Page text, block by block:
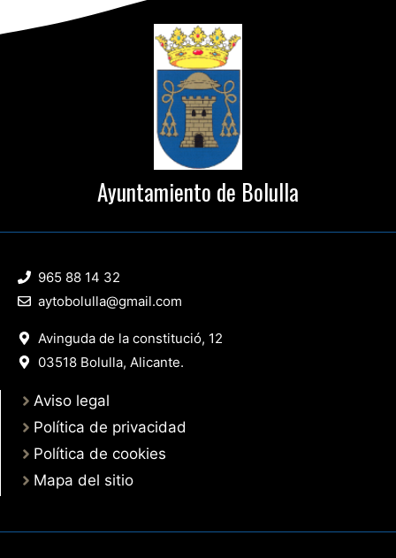
Ayuntamiento de Bolulla
965 88 14 32
aytobolulla@gmail.com
Avinguda de la constitució, 12
03518 Bolulla, Alicante.
Aviso legal
Política de privacidad
Política de cookies
Mapa del sitio